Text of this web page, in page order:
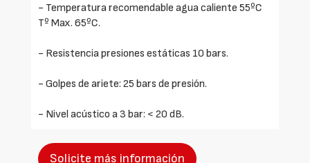
- Temperatura recomendable agua caliente 55ºC
Tº Max. 65ºC.
- Resistencia presiones estáticas 10 bars.
- Golpes de ariete: 25 bars de presión.
- Nivel acústico a 3 bar: < 20 dB.
Solicite más información